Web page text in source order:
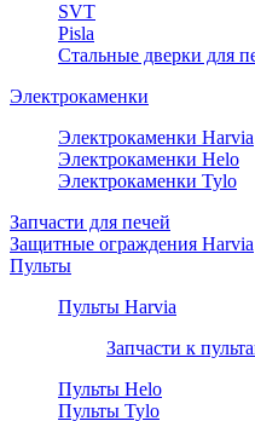
SVT
Pisla
Стальные дверки для
Электрокаменки
Электрокаменки Harvia
Электрокаменки Helo
Электрокаменки Tylo
Запчасти для печей
Защитные ограждения Harvia
Пульты
Пульты Harvia
Запчасти к
Пульты Helo
Пульты Tylo